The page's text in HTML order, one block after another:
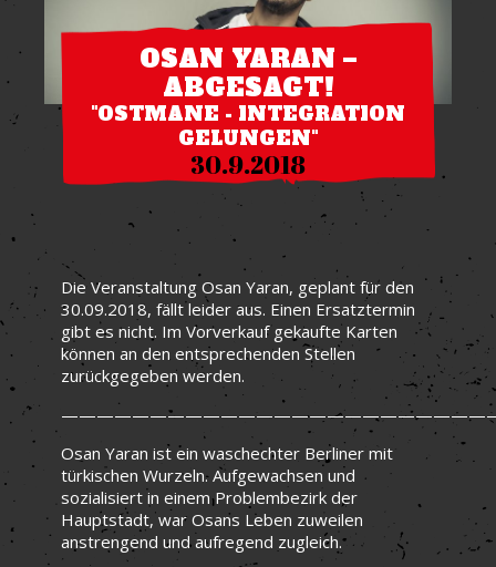
OSAN YARAN –
ABGESAGT!
"OSTMANE - INTEGRATION
GELUNGEN"
30.9.2018
Die Veranstaltung Osan Yaran, geplant für den
30.09.2018, fällt leider aus. Einen Ersatztermin
gibt es nicht. Im Vorverkauf gekaufte Karten
können an den entsprechenden Stellen
zurückgegeben werden.
Osan Yaran ist ein waschechter Berliner mit
türkischen Wurzeln. Aufgewachsen und
sozialisiert in einem Problembezirk der
Hauptstadt, war Osans Leben zuweilen
anstrengend und aufregend zugleich.